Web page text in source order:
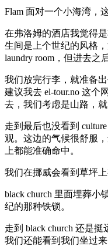
Flam 面对一个小海湾，
在弗洛姆的酒店我觉得
生间是上个世纪的风格
laundry room，但进去之
我们放完行李，就准备
建议我去 el-tour.no 这个
去，我们考虑是山路，就
走到最后也没看到
观。这边的气候很舒服
上都能准确命中。
我们在挪威会看到草坪
black church 里面埋葬
纪的那种铁锁。
走到 black church 还是
我们还能看到我们坐过